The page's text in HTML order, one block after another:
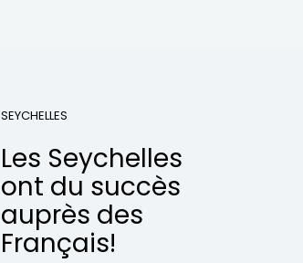
SEYCHELLES
Les Seychelles
ont du succès
auprès des
Français!